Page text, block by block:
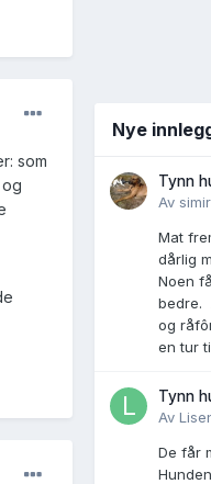
som
Nye
Tynn
Av
Mat
dårlig
Noen
bedre.
og
en tur
Tynn
Av
De får